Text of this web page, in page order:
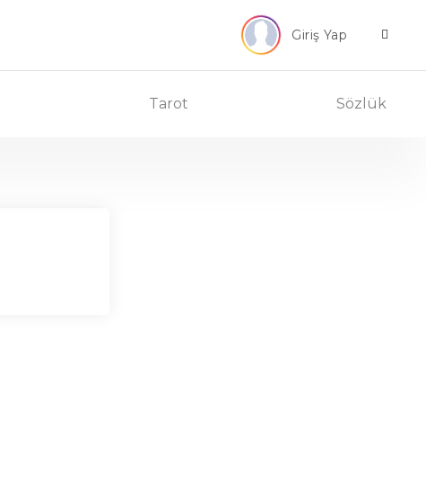
Giriş Yap
Tarot Sözlük